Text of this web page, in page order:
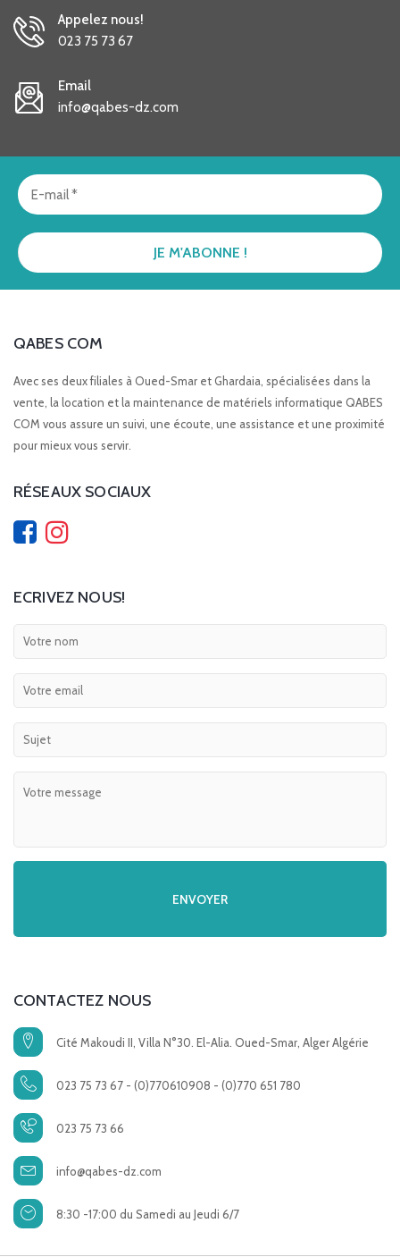
Appelez nous!
023 75 73 67
Email
info@qabes-dz.com
QABES COM
Avec ses deux filiales à Oued-Smar et Ghardaia, spécialisées dans la
vente, la location et la maintenance de matériels informatique QABES
COM vous assure un suivi, une écoute, une assistance et une proximité
pour mieux vous servir.
RÉSEAUX SOCIAUX
ECRIVEZ NOUS!
CONTACTEZ NOUS
Cité Makoudi II, Villa N°30. El-Alia. Oued-Smar, Alger Algérie
023 75 73 67 - (0)770610908 - (0)770 651 780
023 75 73 66
info@qabes-dz.com
8:30 -17:00 du Samedi au Jeudi 6/7